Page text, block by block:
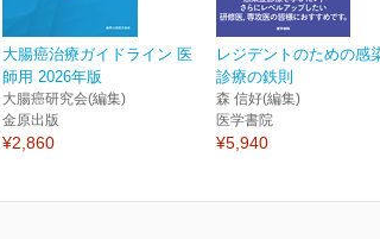
大腸癌治療ガイドライン 医
師用 2026年版
大腸癌研究会(編集)
金原出版
¥2,860
レジデントのための感
診療の鉄則
森 信好(編集)
医学書院
¥5,940